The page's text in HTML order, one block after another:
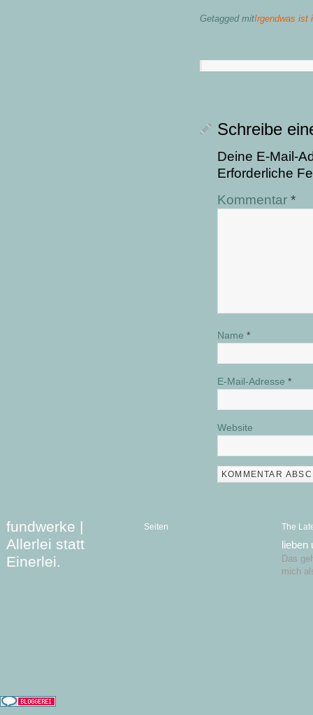
Getagged mitIrgendwas ist
Schreibe
Deine E-Mail-
Erforderliche
Kommentar *
Name *
E-Mail-Adresse *
Website
fundwerke |
Allerlei statt
Einerlei.
Seiten The
lieben
Das
mich